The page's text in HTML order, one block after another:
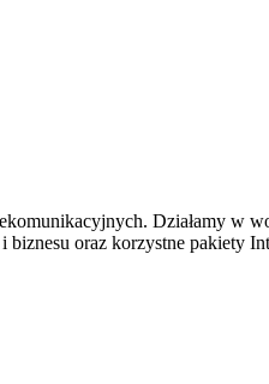
Działamy w
oraz korzystne pakiety